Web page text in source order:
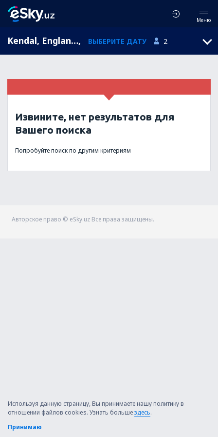
Меню
Kendal, England, Великобритания, ВЫБЕРИТЕ ДАТУ 2
Извините, нет результатов для
Вашего поиска
Попробуйте поиск по другим критериям
Авторское право © eSky.uz Все права защищены.
Используя данную страницу, Вы принимаете нашу политику в
отношении файлов cookies. Узнать большездесь.
Принимаю